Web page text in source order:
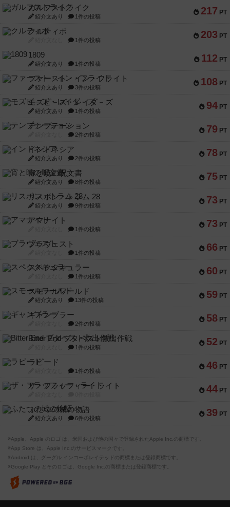
217 PT
ガルフストライク
紹介文あり 1件の投稿
203 PT
クルティボ
1件の投稿
112 PT
1809
紹介文あり 1件の投稿
108 PT
ファースト・イン・フライト
紹介文あり 3件の投稿
94 PT
モズビ－ズ・レイダ－ズ
紹介文あり 1件の投稿
79 PT
テンプテーション
2件の投稿
78 PT
インドネシア
紹介文あり 2件の投稿
75 PT
宵と暁の呪文書
紹介文あり 8件の投稿
73 PT
リスボン・トラム 28
紹介文あり 9件の投稿
73 PT
アマナイト
1件の投稿
66 PT
ブラヴェスト
1件の投稿
60 PT
スペクタキュラー
1件の投稿
59 PT
スモールワールド
紹介文あり 13件の投稿
58 PT
ギャンブラー
2件の投稿
52 PT
Bitter End ブタペスト救出作戦
1件の投稿
46 PT
ラピード
1件の投稿
44 PT
ザ・フラッフィー・ライト
39 PT
ふたつの城の物語
紹介文あり 6件の投稿
※Apple、Apple のロゴ は、米国および他の国々で登録されたApple Inc.の商標です。
※App Store は、Apple Inc.のサービスマークです。
※Android は、グーグル インコーポレイテッドの商標または登録商標です。
※Google Play とそのロゴは、Google Inc.の商標または登録商標です。